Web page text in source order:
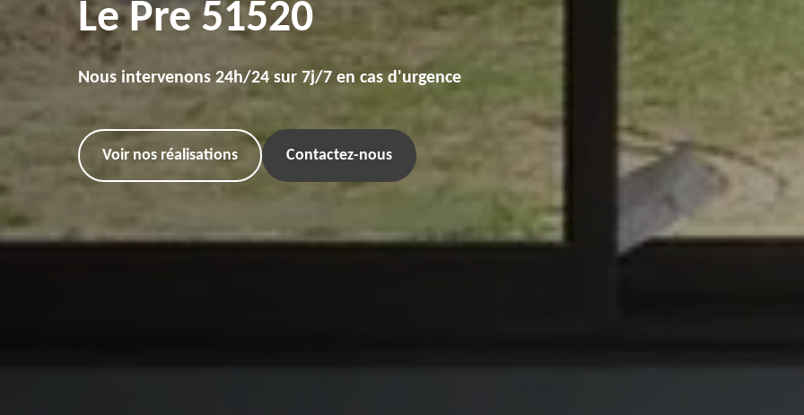
Le Pre 51520
Nous intervenons 24h/24 sur 7j/7 en cas d'urgence
Voir nos réalisations Contactez-nous